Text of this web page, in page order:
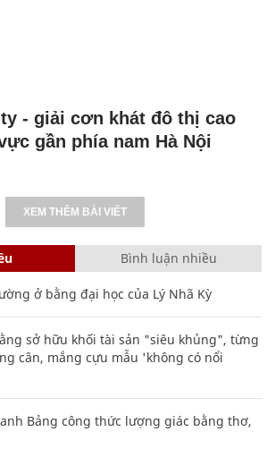
- giải cơn khát đô thị cao
gần phía nam Hà Nội
XEM THÊM BÀI VIẾT
Bình luận nhiều
ở bằng đại học của Lý Nhã Kỳ
sở hữu khối tài sản "siêu khủng", từng
cân, mắng cựu mẫu 'không có nổi
Bảng công thức lượng giác bằng thơ,